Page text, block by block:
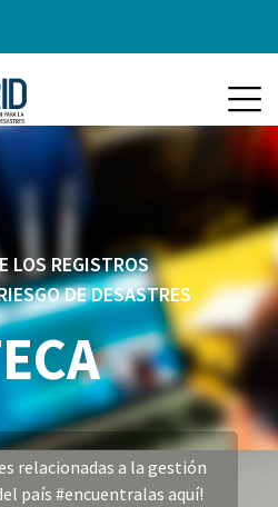
LOS REGISTROS
DE DESASTRES
relacionadas a la gestión
país #encuentralas aquí!